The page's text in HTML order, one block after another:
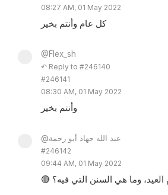
08:27 AM, 01 May 2022
كل عام وأنتم بخير
@Flex_sh
↶ Reply to #246140
#246141
08:30 AM, 01 May 2022
وأنتم بخير
@عبد الله جهاد أبو رحمة
#246142
09:44 AM, 01 May 2022
العيد، وما هي السنن التي فيه؟